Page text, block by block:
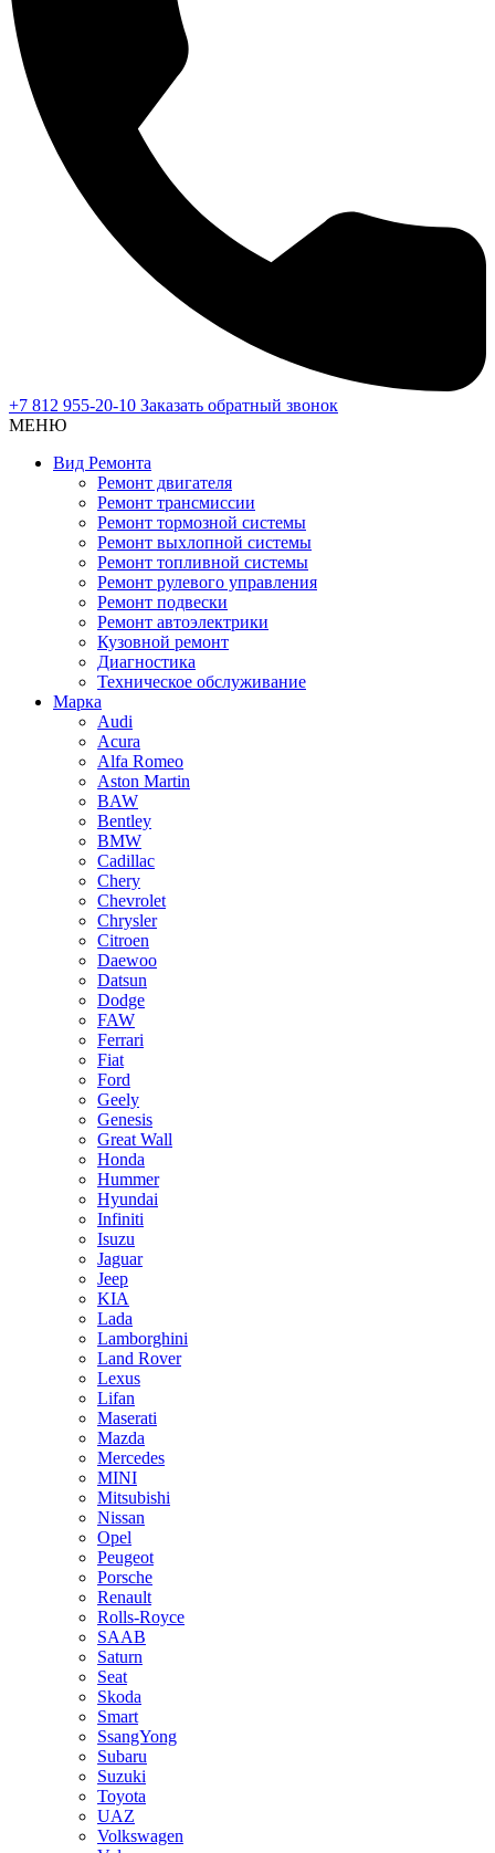
+7 812 955-20-10 Заказать обратный звонок
МЕНЮ
Вид Ремонта
Ремонт двигателя
Ремонт трансмиссии
Ремонт тормозной системы
Ремонт выхлопной системы
Ремонт топливной системы
Ремонт рулевого управления
Ремонт подвески
Ремонт автоэлектрики
Кузовной ремонт
Диагностика
Техническое обслуживание
Марка
Audi
Acura
Alfa Romeo
Aston Martin
BAW
Bentley
BMW
Cadillac
Chery
Chevrolet
Chrysler
Citroen
Daewoo
Datsun
Dodge
FAW
Ferrari
Fiat
Ford
Geely
Genesis
Great Wall
Honda
Hummer
Hyundai
Infiniti
Isuzu
Jaguar
Jeep
KIA
Lada
Lamborghini
Land Rover
Lexus
Lifan
Maserati
Mazda
Mercedes
MINI
Mitsubishi
Nissan
Opel
Peugeot
Porsche
Renault
Rolls-Royce
SAAB
Saturn
Seat
Skoda
Smart
SsangYong
Subaru
Suzuki
Toyota
UAZ
Volkswagen